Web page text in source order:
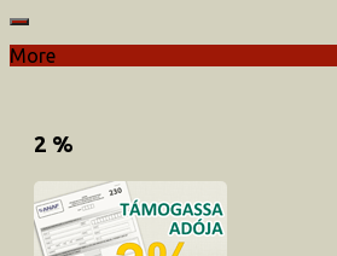
More
2 %